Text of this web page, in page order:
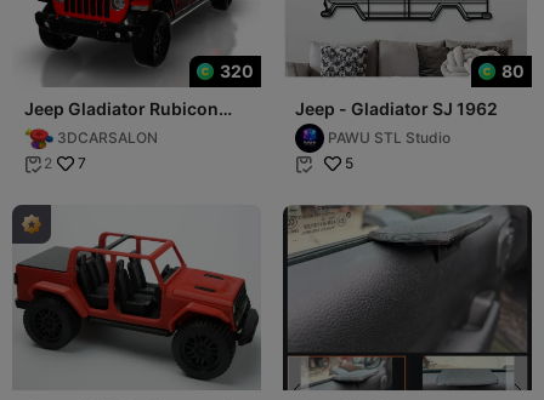
320
Jeep Gladiator Rubicon
20203DCARSALON
 2 7
80
Jeep - Gladiator SJ 1962
PAWU STL Studio
 5